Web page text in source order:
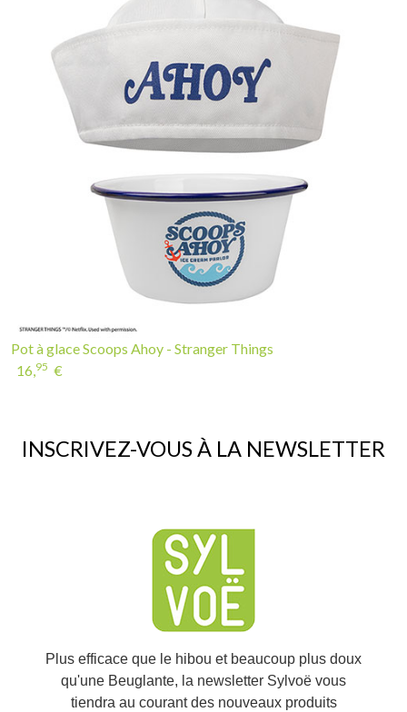
Pot à glace Scoops Ahoy - Stranger Things
16,95 €
INSCRIVEZ-VOUS À LA NEWSLETTER
Plus efficace que le hibou et beaucoup plus doux
qu'une Beuglante, la newsletter Sylvoë vous
tiendra au courant des nouveaux produits